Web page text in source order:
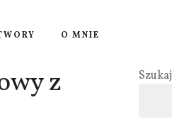
O MNIE
z
Szukaj